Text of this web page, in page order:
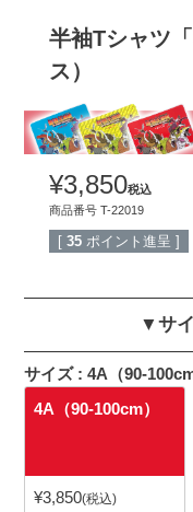
半袖Tシャツ
ス）
¥3,850税込
商品番号 T-22019
[ 35 ポイント進呈 ]
▼サ
サイズ
4A（90-100cm
4A（90-100cm）
¥3,850 税込